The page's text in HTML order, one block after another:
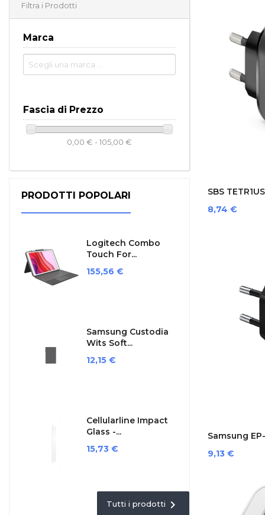
Filtra i Prodotti
Marca
Fascia di Prezzo
0,00 € - 105,00 €
PRODOTTI POPOLARI
Logitech Combo
Touch For...
Prezzo
155,56 €
Samsung Custodia
Wits Soft...
Prezzo
12,15 €
Cellularline Impact
Glass -...
Prezzo
15,73 €
Tutti i prodotti 
SBS
Prezzo
8,74 €
Samsung EP-
Prezzo
9,13 €